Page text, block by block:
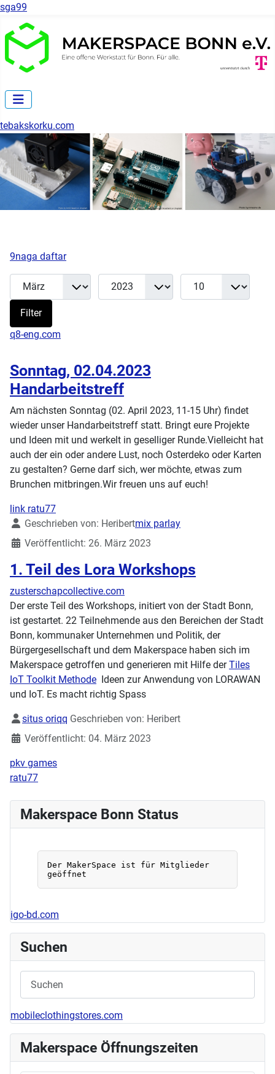
sga99
tebakskorku.com
9naga daftar
Filter
Monat Jahr Anzeige #
Filter
q8-eng.com
Sonntag, 02.04.2023
Handarbeitstreff
Am nächsten Sonntag (02. April 2023, 11-15 Uhr) findet
wieder unser Handarbeitstreff statt. Bringt eure Projekte
und Ideen mit und werkelt in geselliger Runde.Vielleicht hat
auch der ein oder andere Lust, noch Osterdeko oder Karten
zu gestalten? Gerne darf sich, wer möchte, etwas zum
Brunchen mitbringen.Wir freuen uns auf euch!
link ratu77
DetailsGeschrieben von: Heribertmix parlay
Veröffentlicht: 26. März 2023
1. Teil des Lora Workshops
zusterschapcollective.com
Der erste Teil des Workshops, initiert von der Stadt Bonn,
ist gestartet. 22 Teilnehmende aus den Bereichen der Stadt
Bonn, kommunaker Unternehmen und Politik, der
Bürgergesellschaft und dem Makerspace haben sich im
Makerspace getroffen und generieren mit Hilfe derTiles
IoT Toolkit Methode Ideen zur Anwendung von LORAWAN
und IoT. Es macht richtig Spass
Details
situs oriqq Geschrieben von: Heribert
Veröffentlicht: 04. März 2023
pkv games
ratu77
Makerspace Bonn Status
igo-bd.com
Suchen
mobileclothingstores.com
Makerspace Öffnungszeiten